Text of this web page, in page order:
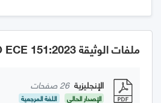
ملفات الوثيقة GSO ECE 151:2023
الإنجليزية 26 صفحات
الإصدار الحالي اللغة المرجعية